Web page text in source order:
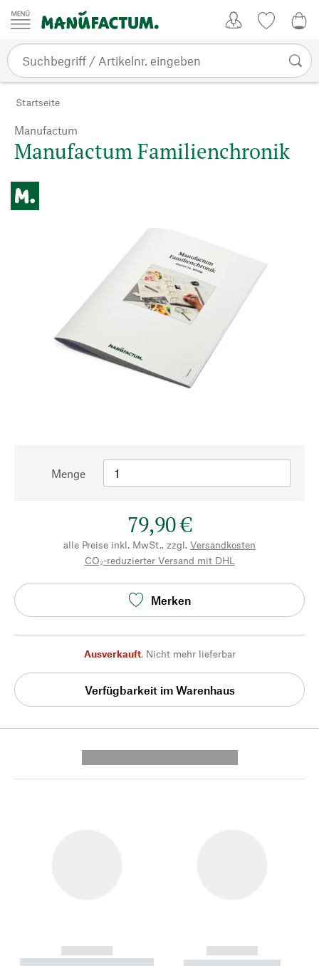
Zum Inhalt springen
Startseite
Manufactum
Manufactum Familienchronik
Menge
79,90 €
alle Preise inkl. MwSt., zzgl. Versandkosten
CO₂-reduzierter Versand mit DHL
Merken
Ausverkauft, Nicht mehr lieferbar
Verfügbarkeit im Warenhaus
------------
----------- ----------- --------
------------